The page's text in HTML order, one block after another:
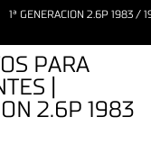
1ª GENERACION 2.6P 1983 /
PARA
|
2.6P 1983